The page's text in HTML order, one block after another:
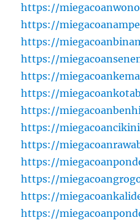
https://
https://
https://
https://
https://
https://
https://
https://
https://
https://
https://
https://
https://